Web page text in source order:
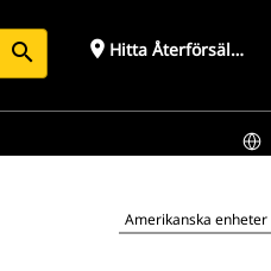
search place Hitta Återförsäljare
Amerikanska enheter